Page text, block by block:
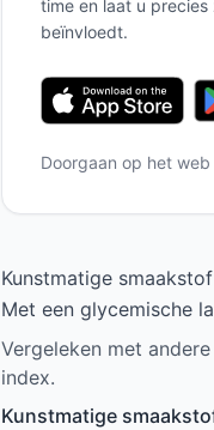
time en laat u
beïnvloedt.
Doorgaan op het
Kunstmatige
Met een glycemische
Vergeleken met
index.
Kunstmatige